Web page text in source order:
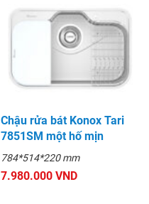
Chậu rửa bát Konox Tari
7851SM một hố mịn
784*514*220 mm
7.980.000 VND